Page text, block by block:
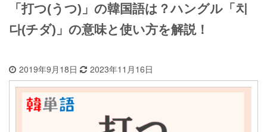
「打つ(うつ)」の韓国語は？ハングル「치
다(チダ)」の意味と使い方を解説！
2019年9月18日 2023年11月16日